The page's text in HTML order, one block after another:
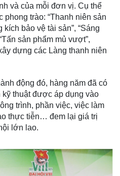
và của mỗi đơn vị. Cụ thể
trào: “Thanh niên sản
bảo vệ tài sản”, “Sáng
sản phẩm mủ vượt”,
dựng các Làng thanh niên
động đó, hàng năm đã có
kỹ thuật được áp dụng vào
trình, phần việc, việc làm
thực tiễn… đem lại giá trị
lớn lao.